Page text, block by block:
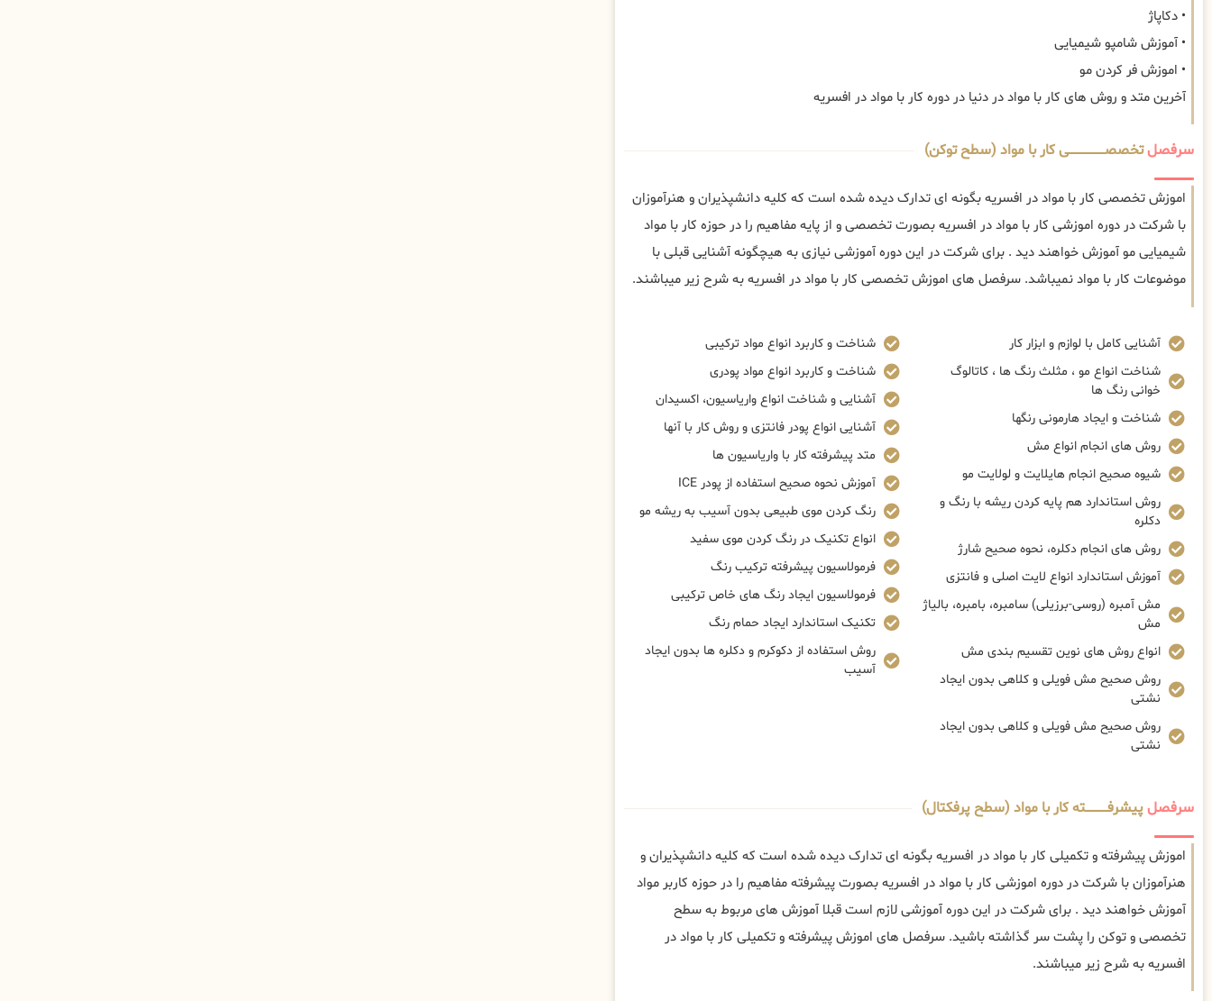
• دکاپاژ
• آموزش شامپو شیمیایی
• اموزش فر کردن مو
آخرین متد و روش های کار با مواد در دنیا در دوره کار با مواد در افسریه
سرفصلتخصصــــــــــــــــــــی کار با مواد (سطح توکن)
اموزش تخصصی کار با مواد در افسریه بگونه ای تدارک دیده شده است که کلیه دانشپذیران و هنرآموزان
با شرکت در دوره اموزشی کار با مواد در افسریه بصورت تخصصی و از پایه مفاهیم را در حوزه کار با مواد
شیمیایی مو آموزش خواهند دید . برای شرکت در این دوره آموزشی نیازی به هیچگونه آشنایی قبلی با
موضوعات کار با مواد نمیباشد. سرفصل های اموزش تخصصی کار با مواد در افسریه به شرح زیر میباشند.
آشنایی کامل با لوازم و ابزار کار
شناخت انواع مو ، مثلث رنگ ها ، کاتالوگ
خوانی رنگ ها
شناخت و ایجاد هارمونی رنگها
روش های انجام انواع مش
شیوه صحیح انجام هایلایت و لولایت مو
روش استاندارد هم پایه کردن ریشه با رنگ و
دکلره
روش های انجام دکلره، نحوه صحیح شارژ
آموزش استاندارد انواع لایت اصلی و فانتزی
مش آمبره (روسی-برزیلی) سامبره، بامبره، بالیاژ
مش
انواع روش های نوین تقسیم بندی مش
روش صحیح مش فویلی و کلاهی بدون ایجاد
نشتی
روش صحیح مش فویلی و کلاهی بدون ایجاد
نشتی
شناخت و کاربرد انواع مواد ترکیبی
شناخت و کاربرد انواع مواد پودری
آشنایی و شناخت انواع واریاسیون، اکسیدان
آشنایی انواع پودر فانتزی و روش کار با آنها
متد پیشرفته کار با واریاسیون ها
آموزش نحوه صحیح استفاده از پودر ICE
رنگ کردن موی طبیعی بدون آسیب به ریشه مو
انواع تکنیک در رنگ کردن موی سفید
فرمولاسیون پیشرفته ترکیب رنگ
فرمولاسیون ایجاد رنگ های خاص ترکیبی
تکنیک استاندارد ایجاد حمام رنگ
روش استفاده از دکوکرم و دکلره ها بدون ایجاد
آسیب
سرفصلپیشرفــــــــــــته کار با مواد (سطح پرفکتال)
اموزش پیشرفته و تکمیلی کار با مواد در افسریه بگونه ای تدارک دیده شده است که کلیه دانشپذیران و
هنرآموزان با شرکت در دوره اموزشی کار با مواد در افسریه بصورت پیشرفته مفاهیم را در حوزه کاربر مواد
آموزش خواهند دید . برای شرکت در این دوره آموزشی لازم است قبلا آموزش های مربوط به سطح
تخصصی و توکن را پشت سر گذاشته باشید. سرفصل های اموزش پیشرفته و تکمیلی کار با مواد در
افسریه به شرح زیر میباشند.